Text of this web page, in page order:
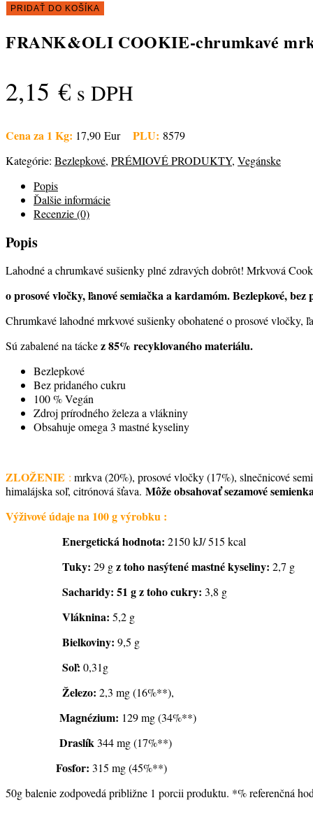
PRIDAŤ DO KOŠÍKA
FRANK&OLI COOKIE-chrumkavé
2,15 € s DPH
Cena za 1 Kg: 17,90 Eur PLU: 8579
Kategórie: Bezlepkové, PRÉMIOVÉ PRODUKTY, Vegánske
Popis
Ďalšie informácie
Recenzie (0)
Popis
Lahodné a chrumkavé sušienky plné zdravých dobrôt! Mrkvová
o prosové vločky, ľanové semiačka a kardamóm. Bezlepkové,
Chrumkavé lahodné mrkvové sušienky obohatené o prosové vločky,
Sú zabalené na táckez 85% recyklovaného materiálu.
Bezlepkové
Bez pridaného cukru
100 % Vegán
Zdroj prírodného železa a vlákniny
Obsahuje omega 3 mastné kyseliny
ZLOŽENIE : mrkva (20%), prosové vločky (17%), slnečnicové
himalájska soľ, citrónová šťava. Môže obsahovať sezamové
Výživové údaje na 100 g výrobku :
Energetická hodnota: 2150 kJ/ 515 kcal
Tuky: 29 gz toho nasýtené mastné kyseliny: 2,7 g
Sacharidy: 51 g z toho cukry: 3,8 g
Vláknina: 5,2 g
Bielkoviny: 9,5 g
Soľ: 0,31g
Železo: 2,3 mg (16%**),
Magnézium: 129 mg (34%**)
Draslík344 mg (17%**)
Fosfor: 315 mg (45%**)
50g balenie zodpovedá približne 1 porcii produktu. *% referenčná